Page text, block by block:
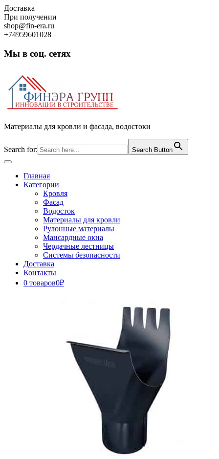
Skip
to
content
Доставка
При получении
shop@fin-era.ru
+74959601028
Мы в соц. сетях
Материалы для кровли и фасада, водостоки
Search for: Search Button
Open
ButtonГлавная
Категории
Кровля
Фасад
Водосток
Материалы для кровли
Рулонные материалы
Мансардные окна
Чердачные лестницы
Системы безопасности
Доставка
Контакты
0 товаров0₽